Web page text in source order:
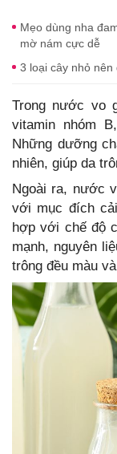
Mẹo dùng nha
mờ nám cực dễ
3 loại cây nhỏ
Trong nước vo
vitamin nhóm
Những dưỡng
nhiên, giúp da
Ngoài ra, nước
với mục đích
hợp với chế độ
mạnh, nguyên
trông đều màu